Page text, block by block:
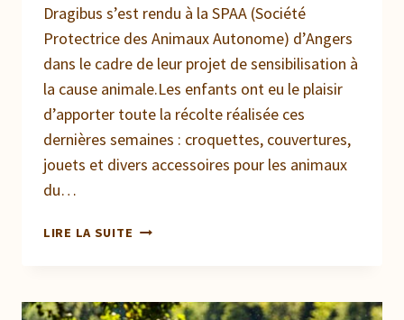
Dragibus s’est rendu à la SPAA (Société
Protectrice des Animaux Autonome) d’Angers
dans le cadre de leur projet de sensibilisation à
la cause animale.Les enfants ont eu le plaisir
d’apporter toute la récolte réalisée ces
dernières semaines : croquettes, couvertures,
jouets et divers accessoires pour les animaux
du…
LIRE LA SUITE PROJET
DRAGIBUS